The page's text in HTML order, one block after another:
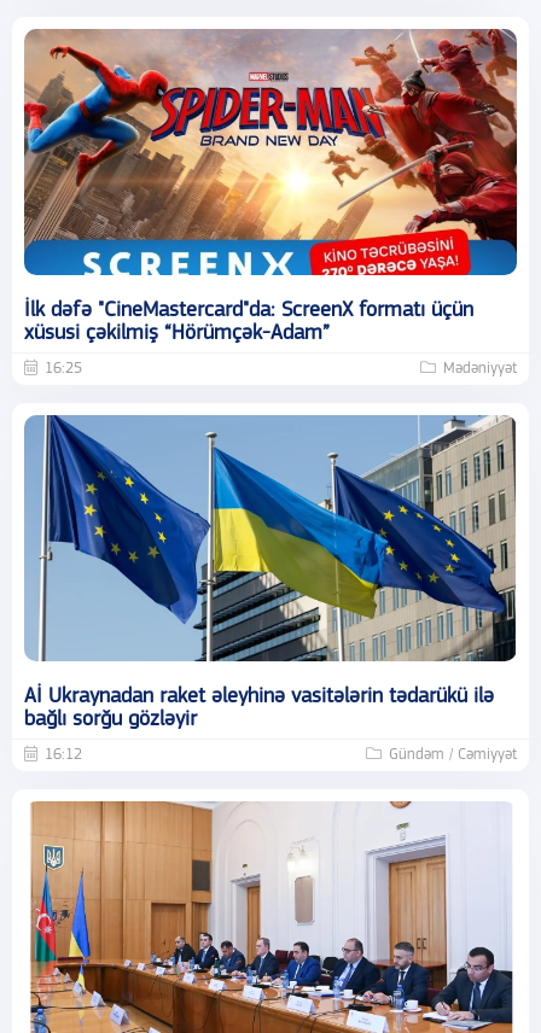
İlk dəfə "CineMastercard"da: ScreenX formatı üçün
xüsusi çəkilmiş “Hörümçək-Adam”
16:25 Mədəniyyət
Aİ Ukraynadan raket əleyhinə vasitələrin tədarükü ilə
bağlı sorğu gözləyir
16:12 Gündəm / Cəmiyyət